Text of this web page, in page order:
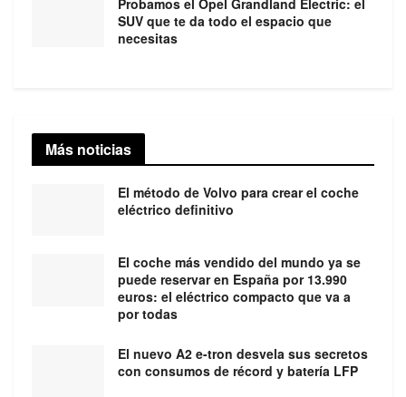
Probamos el Opel Grandland Electric: el
SUV que te da todo el espacio que
necesitas
Más noticias
El método de Volvo para crear el coche
eléctrico definitivo
El coche más vendido del mundo ya se
puede reservar en España por 13.990
euros: el eléctrico compacto que va a
por todas
El nuevo A2 e-tron desvela sus secretos
con consumos de récord y batería LFP